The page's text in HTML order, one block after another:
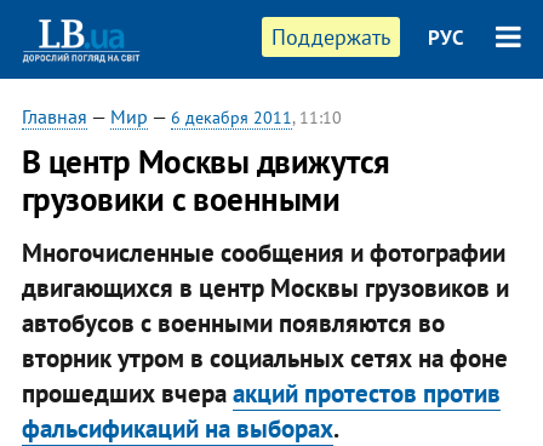
Поддержать РУС
Главная — Мир — 6 декабря 2011, 11:10
В центр Москвы движутся
грузовики с военными
Многочисленные сообщения и фотографии
двигающихся в центр Москвы грузовиков и
автобусов с военными появляются во
вторник утром в социальных сетях на фоне
прошедших вчераакций протестов против
фальсификаций на выборах.